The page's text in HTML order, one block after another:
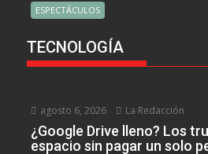
ESPECTÁCULOS
TECNOLOGÍA
agosto 6, 2026 La Redacción
¿Google Drive lleno? Los
espacio sin pagar un solo